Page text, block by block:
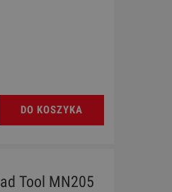
DO KOSZYKA
Tool MN205